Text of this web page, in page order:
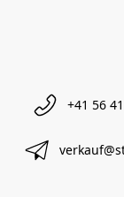
+41 56